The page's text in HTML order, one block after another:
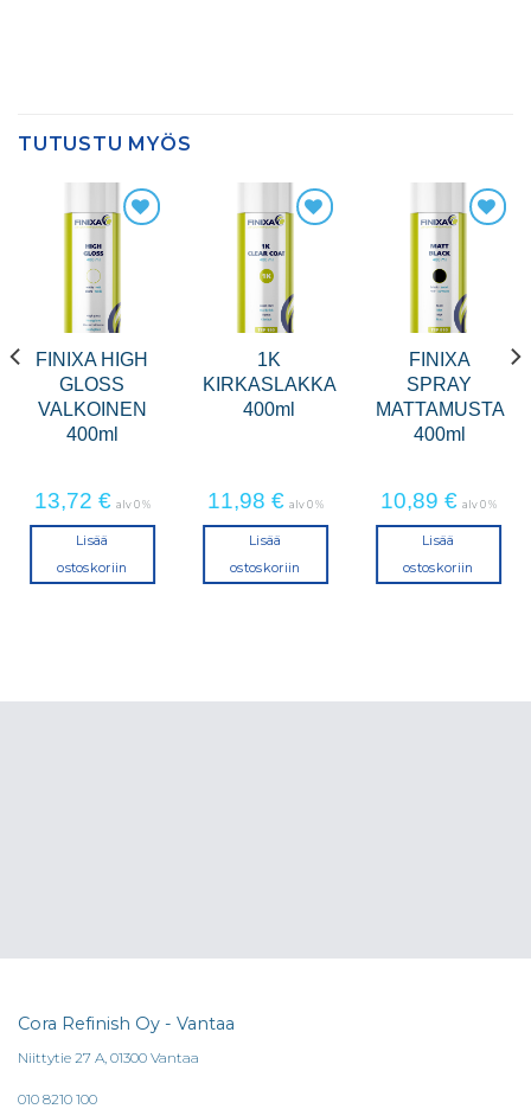
TUTUSTU MYÖS
FINIXA HIGH
GLOSS
VALKOINEN
400ml
13,72 € alv 0 %
Lisää
ostoskoriin
1K
KIRKASLAKKA
400ml
11,98 € alv 0 %
Lisää
ostoskoriin
FINIXA
SPRAY
MATTAMUSTA
400ml
10,89 € alv 0 %
Lisää
ostoskoriin
Cora Refinish Oy - Vantaa
Niittytie 27 A, 01300 Vantaa
010 8210 100